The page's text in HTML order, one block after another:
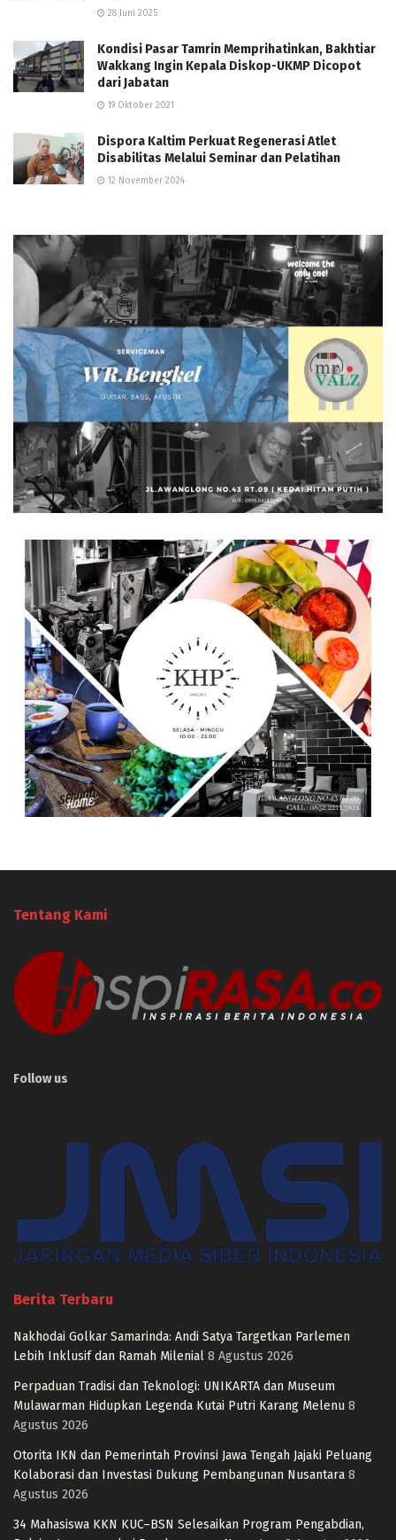
28 Juni 2025
Kondisi Pasar Tamrin Memprihatinkan, Bakhtiar
Wakkang Ingin Kepala Diskop-UKMP Dicopot
dari Jabatan
19 Oktober 2021
Dispora Kaltim Perkuat Regenerasi Atlet
Disabilitas Melalui Seminar dan Pelatihan
12 November 2024
Tentang Kami
Follow us
Berita Terbaru
Nakhodai Golkar Samarinda: Andi Satya Targetkan Parlemen
Lebih Inklusif dan Ramah Milenial 8 Agustus 2026
Perpaduan Tradisi dan Teknologi: UNIKARTA dan Museum
Mulawarman Hidupkan Legenda Kutai Putri Karang Melenu 8
Agustus 2026
Otorita IKN dan Pemerintah Provinsi Jawa Tengah Jajaki Peluang
Kolaborasi dan Investasi Dukung Pembangunan Nusantara 8
Agustus 2026
34 Mahasiswa KKN KUC–BSN Selesaikan Program Pengabdian,